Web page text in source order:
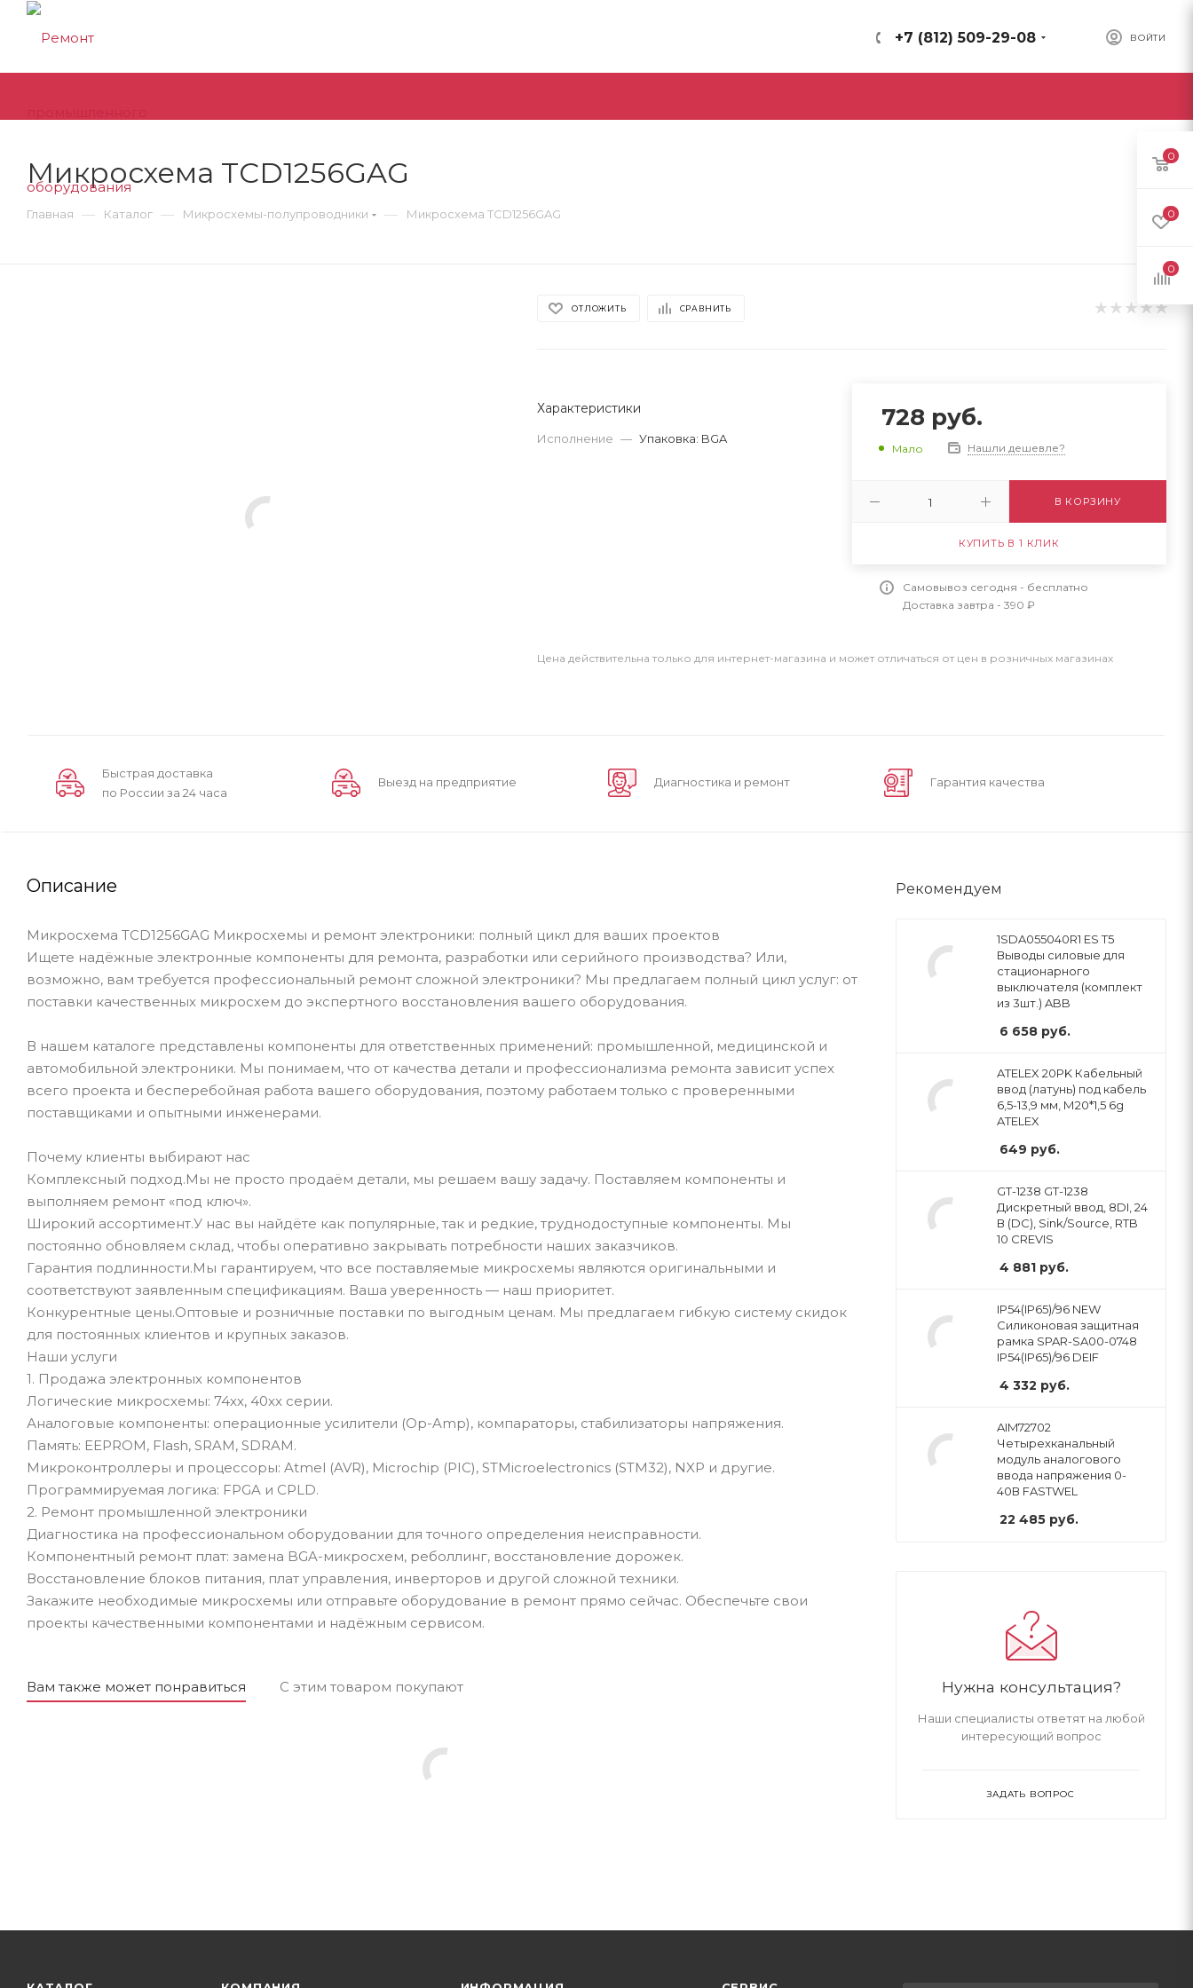
ВОЙТИ
+7 (812) 509-29-08
Микросхема TCD1256GAG
Главная — Каталог — Микросхемы-полупроводники — Микросхема TCD1256GAG
ОТЛОЖИТЬ СРАВНИТЬ
Характеристики
Исполнение — Упаковка: BGA
728 руб.
Мало Нашли дешевле?
В КОРЗИНУ
КУПИТЬ В 1 КЛИК
Самовывоз сегодня - бесплатно
Доставка завтра - 390 ₽
Цена действительна только для интернет-магазина и может отличаться от цен в розничных магазинах
Быстрая доставка
по России за 24 часа
Выезд на предприятие Диагностика и ремонт Гарантия качества
Описание
Микросхема TCD1256GAG Микросхемы и ремонт электроники: полный цикл для ваших проектов
Ищете надёжные электронные компоненты для ремонта, разработки или серийного производства? Или,
возможно, вам требуется профессиональный ремонт сложной электроники? Мы предлагаем полный цикл услуг: от
поставки качественных микросхем до экспертного восстановления вашего оборудования.
В нашем каталоге представлены компоненты для ответственных применений: промышленной, медицинской и
автомобильной электроники. Мы понимаем, что от качества детали и профессионализма ремонта зависит успех
всего проекта и бесперебойная работа вашего оборудования, поэтому работаем только с проверенными
поставщиками и опытными инженерами.
Почему клиенты выбирают нас
Комплексный подход.Мы не просто продаём детали, мы решаем вашу задачу. Поставляем компоненты и
выполняем ремонт «под ключ».
Широкий ассортимент.У нас вы найдёте как популярные, так и редкие, труднодоступные компоненты. Мы
постоянно обновляем склад, чтобы оперативно закрывать потребности наших заказчиков.
Гарантия подлинности.Мы гарантируем, что все поставляемые микросхемы являются оригинальными и
соответствуют заявленным спецификациям. Ваша уверенность — наш приоритет.
Конкурентные цены.Оптовые и розничные поставки по выгодным ценам. Мы предлагаем гибкую систему скидок
для постоянных клиентов и крупных заказов.
Наши услуги
1. Продажа электронных компонентов
Логические микросхемы: 74xx, 40xx серии.
Аналоговые компоненты: операционные усилители (Op-Amp), компараторы, стабилизаторы напряжения.
Память: EEPROM, Flash, SRAM, SDRAM.
Микроконтроллеры и процессоры: Atmel (AVR), Microchip (PIC), STMicroelectronics (STM32), NXP и другие.
Программируемая логика: FPGA и CPLD.
2. Ремонт промышленной электроники
Диагностика на профессиональном оборудовании для точного определения неисправности.
Компонентный ремонт плат: замена BGA-микросхем, реболлинг, восстановление дорожек.
Восстановление блоков питания, плат управления, инверторов и другой сложной техники.
Закажите необходимые микросхемы или отправьте оборудование в ремонт прямо сейчас. Обеспечьте свои
проекты качественными компонентами и надёжным сервисом.
Вам также может понравиться С этим товаром покупают
Рекомендуем
1SDA055040R1 ES T5
Выводы силовые для
стационарного
выключателя (комплект
из 3шт.) ABB
6 658 руб.
ATELEX 20PK Кабельный
ввод (латунь) под кабель
6,5-13,9 мм, М20*1,5 6g
ATELEX
649 руб.
GT-1238 GT-1238
Дискретный ввод, 8DI, 24
В (DC), Sink/Source, RTB
10 CREVIS
4 881 руб.
IP54(IP65)/96 NEW
Силиконовая защитная
рамка SPAR-SA00-0748
IP54(IP65)/96 DEIF
4 332 руб.
AIM72702
Четырехканальный
модуль аналогового
ввода напряжения 0-
40В FASTWEL
22 485 руб.
Нужна консультация?
Наши специалисты ответят на любой
интересующий вопрос
ЗАДАТЬ ВОПРОС
0
0
0